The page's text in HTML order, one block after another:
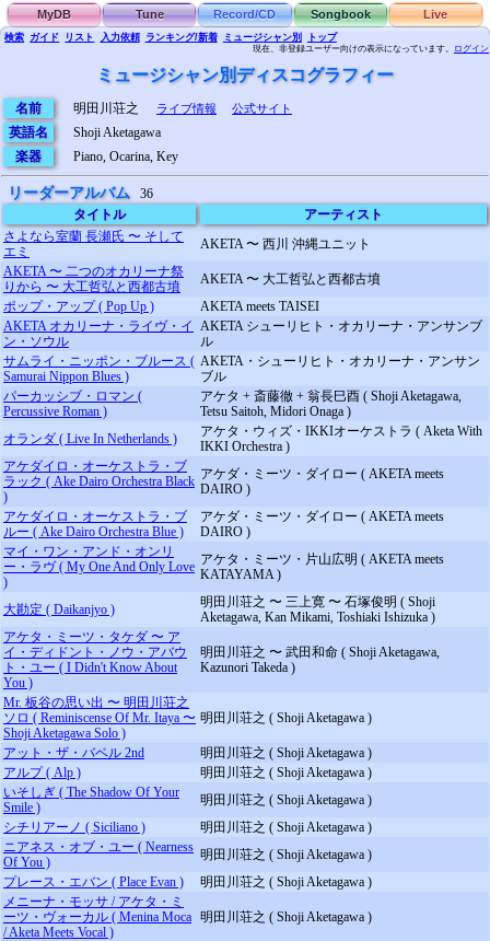
MyDB Tune Record/CD Songbook Live
検索 ガイド リスト 入力依頼 ランキング/新着 ミュージシャン別 トップ
現在、非登録ユーザー向けの表示になっています。 ログイン
ミュージシャン別ディスコグラフィー
名前 明田川荘之 ライブ情報 公式サイト
英語名
Shoji Aketagawa
楽器
Piano, Ocarina, Key
リーダーアルバム
36
タイトル
アーティスト
さよなら室蘭 長瀬氏 〜 そして
エミ
AKETA 〜 西川 沖縄ユニット
AKETA 〜 二つのオカリーナ祭
りから 〜 大工哲弘と西都古墳
AKETA 〜 大工哲弘と西都古墳
ポップ・アップ ( Pop Up )
AKETA meets TAISEI
AKETA オカリーナ・ライヴ・イ
ン・ソウル
AKETA シューリヒト・オカリーナ・アンサンブ
ル
サムライ・ニッポン・ブルース (
Samurai Nippon Blues )
AKETA・シューリヒト・オカリーナ・アンサン
ブル
パーカッシブ・ロマン (
Percussive Roman )
アケタ + 斎藤徹 + 翁長巳酉 ( Shoji Aketagawa,
Tetsu Saitoh, Midori Onaga )
オランダ ( Live In Netherlands )
アケタ・ウィズ・IKKIオーケストラ ( Aketa With
IKKI Orchestra )
アケダイロ・オーケストラ・ブ
ラック ( Ake Dairo Orchestra Black
)
アケダ・ミーツ・ダイロー ( AKETA meets
DAIRO )
アケダイロ・オーケストラ・ブ
ルー ( Ake Dairo Orchestra Blue )
アケダ・ミーツ・ダイロー ( AKETA meets
DAIRO )
マイ・ワン・アンド・オンリ
ー・ラヴ ( My One And Only Love
)
アケタ・ミーツ・片山広明 ( AKETA meets
KATAYAMA )
大勘定 ( Daikanjyo )
明田川荘之 〜 三上寛 〜 石塚俊明 ( Shoji
Aketagawa, Kan Mikami, Toshiaki Ishizuka )
アケタ・ミーツ・タケダ 〜 ア
イ・ディドント・ノウ・アバウ
ト・ユー ( I Didn't Know About
You )
明田川荘之 〜 武田和命 ( Shoji Aketagawa,
Kazunori Takeda )
Mr. 板谷の思い出 〜 明田川荘之
ソロ ( Reminiscense Of Mr. Itaya 〜
Shoji Aketagawa Solo )
明田川荘之 ( Shoji Aketagawa )
アット・ザ・バベル 2nd
明田川荘之 ( Shoji Aketagawa )
アルプ ( Alp )
明田川荘之 ( Shoji Aketagawa )
いそしぎ ( The Shadow Of Your
Smile )
明田川荘之 ( Shoji Aketagawa )
シチリアーノ ( Siciliano )
明田川荘之 ( Shoji Aketagawa )
ニアネス・オブ・ユー ( Nearness
Of You )
明田川荘之 ( Shoji Aketagawa )
プレース・エバン ( Place Evan )
明田川荘之 ( Shoji Aketagawa )
メニーナ・モッサ / アケタ・ミ
ーツ・ヴォーカル ( Menina Moca
/ Aketa Meets Vocal )
明田川荘之 ( Shoji Aketagawa )